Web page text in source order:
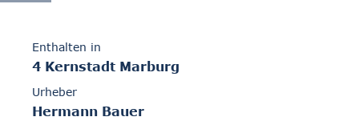
Enthalten in
4 Kernstadt Marburg
Urheber
Hermann Bauer